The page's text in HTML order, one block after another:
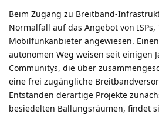
Beim Zugang zu Breitband-
Normalfall auf das Angebot von ISPs,
Mobilfunkanbieter angewiesen.
autonomen Weg weisen seit einigen
Communitys, die über
eine frei zugängliche
Entstanden derartige Projekte
besiedelten Ballungsräumen, findet